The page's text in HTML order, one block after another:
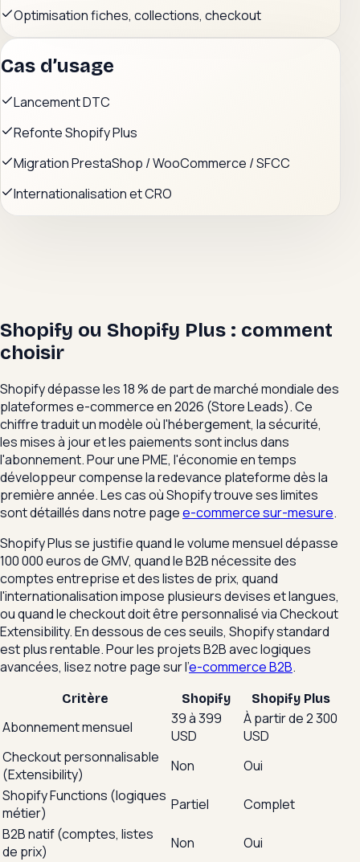
Optimisation fiches, collections, checkout
Cas d’usage
Lancement DTC
Refonte Shopify Plus
Migration PrestaShop / WooCommerce / SFCC
Internationalisation et CRO
Shopify ou Shopify Plus : comment
choisir
Shopify dépasse les 18 % de part de marché mondiale des
plateformes e-commerce en 2026 (Store Leads). Ce
chiffre traduit un modèle où l'hébergement, la sécurité,
les mises à jour et les paiements sont inclus dans
l'abonnement. Pour une PME, l'économie en temps
développeur compense la redevance plateforme dès la
première année. Les cas où Shopify trouve ses limites
sont détaillés dans notre pagee-commerce sur-mesure.
Shopify Plus se justifie quand le volume mensuel dépasse
100 000 euros de GMV, quand le B2B nécessite des
comptes entreprise et des listes de prix, quand
l'internationalisation impose plusieurs devises et langues,
ou quand le checkout doit être personnalisé via Checkout
Extensibility. En dessous de ces seuils, Shopify standard
est plus rentable. Pour les projets B2B avec logiques
avancées, lisez notre page sur l'e-commerce B2B.
Critère Shopify Shopify Plus
Abonnement mensuel
39 à 399
USD
À partir de 2 300
USD
Checkout personnalisable
(Extensibility)
Non
Oui
Shopify Functions (logiques
métier)
Partiel
Complet
B2B natif (comptes, listes
de prix)
Non
Oui